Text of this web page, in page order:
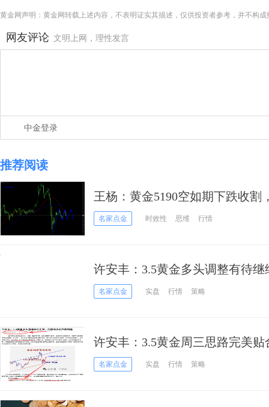
黄金网声明：黄金网转载上述内容，不表明证实其描述，仅供投资者参考，并不构
网友评论 文明上网，理性发言
中金登录
推荐阅读
王杨：黄金5190空如期下跌收割
名家点金 时效性 思维 行情
许安丰：3.5黄金多头调整有待继
名家点金 实盘 行情 策略
许安丰：3.5黄金周三思路完美
名家点金 实盘 行情 策略